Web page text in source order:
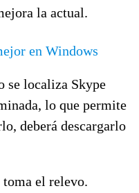
la actual.
en Windows
se localiza Skype
lo que permite
deberá descargarlo
el relevo.